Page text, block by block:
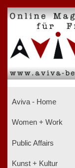
Aviva - Home
Women + Work
Public Affairs
Kunst + Kultur